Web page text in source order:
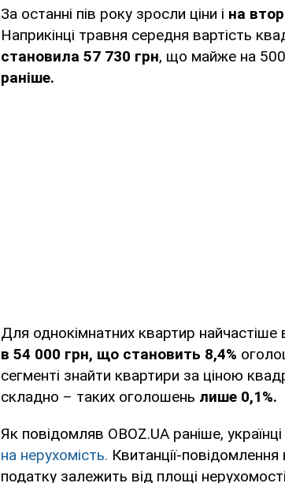
За останні пів року зросли ціни і на
Наприкінці травня середня вартість
становила 57 730 грн, що майже на
раніше.
Для однокімнатних квартир
в 54 000 грн, що становить 8,4%
сегменті знайти квартири за ціною
складно – таких оголошень лише 0,1%.
Як повідомляв OBOZ.UA раніше,
на нерухомість. Квитанції-
податку залежить від площі